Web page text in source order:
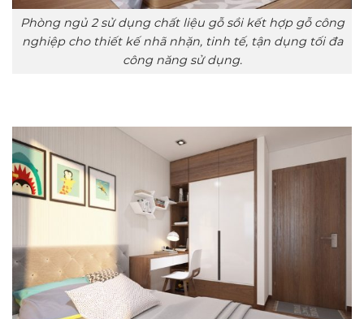
Phòng ngủ 2 sử dụng chất liệu gỗ sồi kết hợp gỗ công
nghiệp cho thiết kế nhã nhặn, tinh tế, tận dụng tối đa
công năng sử dụng.